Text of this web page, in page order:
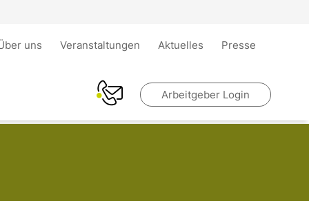
uns Veranstaltungen Aktuelles Presse
Arbeitgeber Login